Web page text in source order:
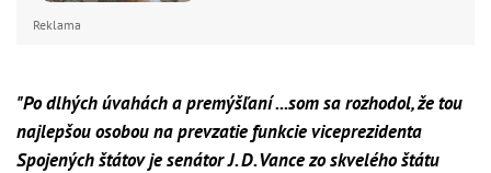
Reklama
"Po dlhých úvahách a premýšľaní ...som sa rozhodol, že tou
najlepšou osobou na prevzatie funkcie viceprezidenta
Spojených štátov je senátor J. D. Vance zo skvelého štátu